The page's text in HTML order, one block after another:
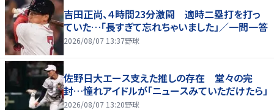
吉田正尚、４時間23分激闘 適時二塁打を打っ
ていた…「長すぎて忘れちゃいました」／一問一答
2026/08/07 13:37野球
佐野日大エース支えた推しの存在 堂々の完
封…憧れアイドルが「ニュースみていただけたら」
2026/08/07 13:20野球